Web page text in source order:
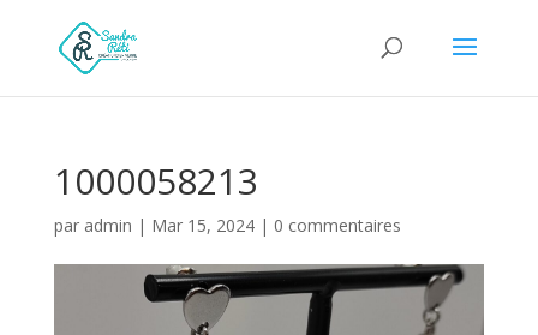
1000058213
par admin | Mar 15, 2024| 0 commentaires